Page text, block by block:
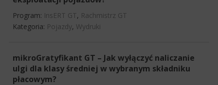
Program: InsERT GT, Rachmistrz GT
Kategoria: Pojazdy, Wydruki
mikroGratyfikant GT – Jak wyłączyć naliczanie
ulgi dla klasy średniej w wybranym składniku
płacowym?